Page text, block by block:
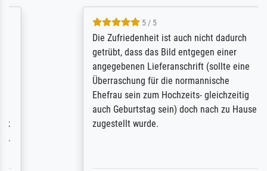
5 / 5
Die Zufriedenheit ist auch nicht dadurch
getrübt, dass das Bild entgegen einer
angegebenen Lieferanschrift (sollte eine
Überraschung für die normannische
Ehefrau sein zum Hochzeits- gleichzeitig
auch Geburtstag sein) doch nach zu Hause
zugestellt wurde.